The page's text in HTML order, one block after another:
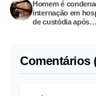
Homem é
internação em
de custódia após
Comentários